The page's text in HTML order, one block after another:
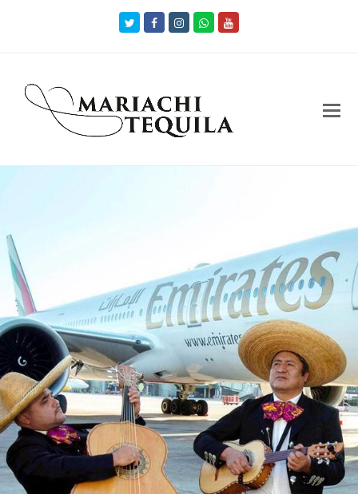
Twitter FacebookInstagramWhatsapp